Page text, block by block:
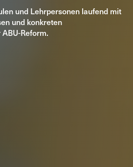
und Lehrpersonen laufend mit
und konkreten
Reform.